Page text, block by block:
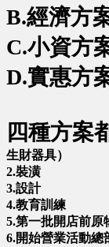
B.經濟方
C.小資方
D.實惠方
四種方案
生財器具）
2.裝潢
3.設計
4.教育訓練
5.第一批開店前原
6.開始營業活動總